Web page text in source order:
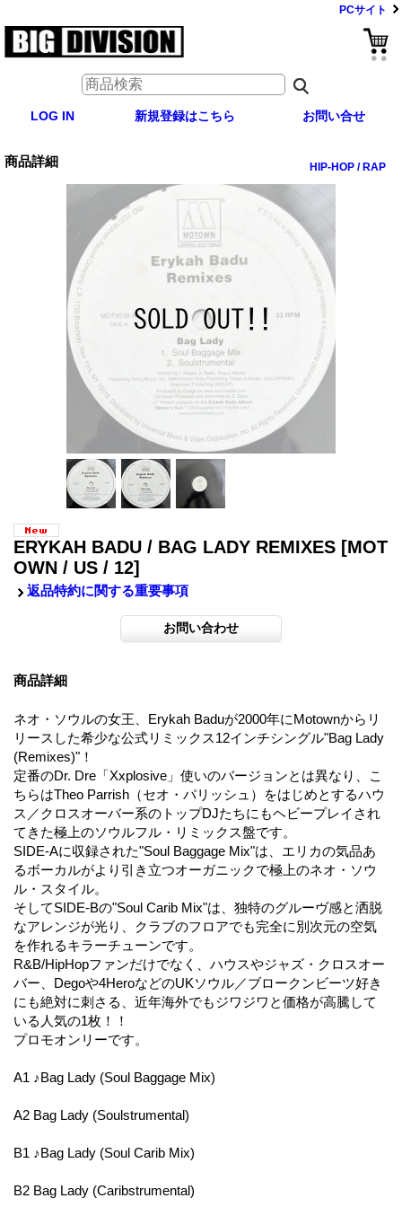
PCサイト
LOG IN 新規登録はこちら お問い合せ
商品詳細 HIP-HOP / RAP
ERYKAH BADU / BAG LADY REMIXES [MOT
OWN / US / 12]
返品特約に関する重要事項
商品詳細
ネオ・ソウルの女王、Erykah Baduが2000年にMotownからリ
リースした希少な公式リミックス12インチシングル"Bag Lady
(Remixes)"！
定番のDr. Dre「Xxplosive」使いのバージョンとは異なり、こ
ちらはTheo Parrish（セオ・パリッシュ）をはじめとするハウ
ス／クロスオーバー系のトップDJたちにもヘビープレイされ
てきた極上のソウルフル・リミックス盤です。
SIDE-Aに収録された"Soul Baggage Mix"は、エリカの気品あ
るボーカルがより引き立つオーガニックで極上のネオ・ソウ
ル・スタイル。
そしてSIDE-Bの"Soul Carib Mix"は、独特のグルーヴ感と洒脱
なアレンジが光り、クラブのフロアでも完全に別次元の空気
を作れるキラーチューンです。
R&B/HipHopファンだけでなく、ハウスやジャズ・クロスオー
バー、Degoや4HeroなどのUKソウル／ブロークンビーツ好き
にも絶対に刺さる、近年海外でもジワジワと価格が高騰して
いる人気の1枚！！
プロモオンリーです。
A1 ♪Bag Lady (Soul Baggage Mix)
A2 Bag Lady (Soulstrumental)
B1 ♪Bag Lady (Soul Carib Mix)
B2 Bag Lady (Caribstrumental)